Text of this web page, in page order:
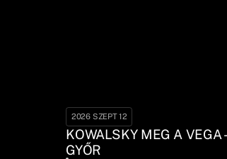
2026 SZEPT 12
KOWALSKY MEG A VEGA -
GYŐR